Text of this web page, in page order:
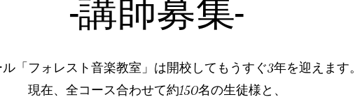
-​講師募集-
「フォレスト音楽教室」は開校してもうすぐ3年を迎えます。
現在、全コース合わせて約150名の生徒様と、